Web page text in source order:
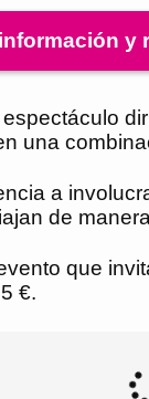
y
una
a
de
que
€.